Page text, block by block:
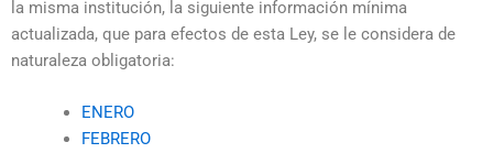
la misma institución, la siguiente información mínima
actualizada, que para efectos de esta Ley, se le considera de
naturaleza obligatoria:
ENERO
FEBRERO